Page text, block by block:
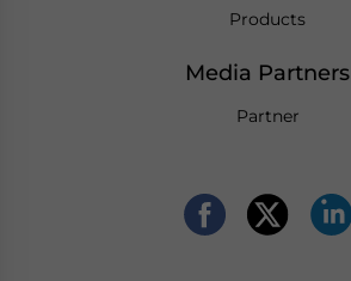
Products
Media Partners
Partner